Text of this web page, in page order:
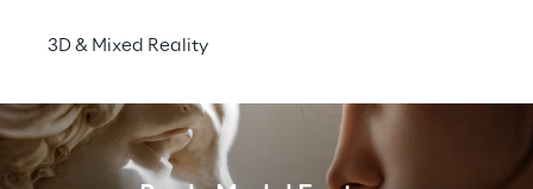
3D & Mixed Reality
Que signifie l'IA pour la
Afin d'explorer l'impact significatif de l'IA sur
la protection et la confidentialité des